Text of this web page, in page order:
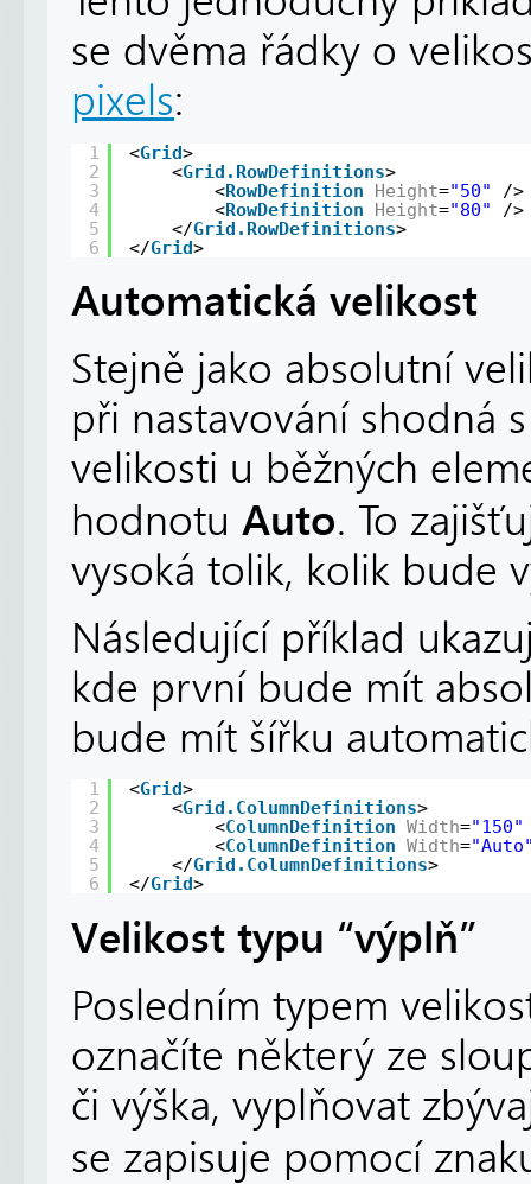
se dvěma řádky o
pixels:
1
2
3
4
5
6
<Grid>
<Grid.RowDefinitions>
<RowDefinition Height="50"
/>
<RowDefinition Height="80"
/>
</Grid.RowDefinitions>
</Grid>
Automatická velikost
Stejně jako absolutní
při nastavování shodná
velikosti u běžných
hodnotu Auto. To
vysoká tolik, kolik bude
Následující příklad
kde první bude mít
bude mít šířku
1
2
3
4
5
6
<Grid>
<Grid.ColumnDefinitions>
<ColumnDefinition Width="150"
<ColumnDefinition Width=
</Grid.ColumnDefinitions>
</Grid>
Velikost typu “výplň”
Posledním typem
označíte některý ze
či výška, vyplňovat
se zapisuje pomocí